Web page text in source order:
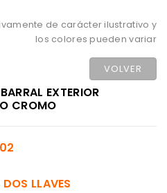
de carácter ilustrativo y
los colores pueden variar
VOLVER
EXTERIOR
CROMO
LLAVES